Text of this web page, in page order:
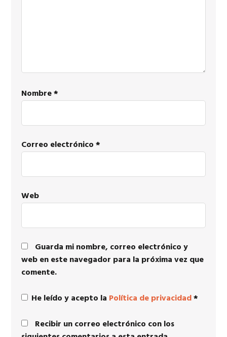
Nombre*
Correo electrónico*
Web
Guarda mi nombre, correo electrónico y
web en este navegador para la próxima vez que
comente.
He leído y acepto la Política de privacidad*
Recibir un correo electrónico con los